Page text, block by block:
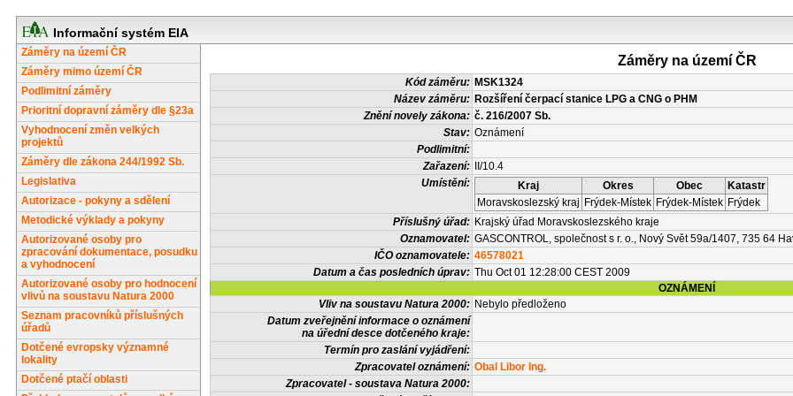
Informační systém EIA
Záměry na území ČR
Záměry mimo území ČR
Podlimitní záměry
Prioritní dopravní záměry dle §23a
Vyhodnocení změn velkých
projektů
Záměry dle zákona 244/1992 Sb.
Legislativa
Autorizace - pokyny a sdělení
Metodické výklady a pokyny
Autorizované osoby pro
zpracování dokumentace, posudku
a vyhodnocení
Autorizované osoby pro hodnocení
vlivů na soustavu Natura 2000
Seznam pracovníků příslušných
úřadů
Dotčené evropsky významné
lokality
Dotčené ptačí oblasti
Záměry na území ČR
Kód záměru: MSK1324
Název záměru: Rozšíření čerpací stanice LPG a CNG o PHM
Znění novely zákona: č. 216/2007 Sb.
Stav: Oznámení
Podlimitní:
Zařazení:
II/10.4
Umístění:
Kraj Okres Obec
Katastr
Moravskoslezský kraj Frýdek-Místek Frýdek-Místek Frýdek
Příslušný úřad: Krajský úřad Moravskoslezského kraje
Oznamovatel: GASCONTROL, společnost s r. o., Nový Svět 59a/1407, 735 64
IČO oznamovatele: 46578021
Datum a čas posledních úprav: Thu Oct 01 12:28:00 CEST 2009
OZNÁMENÍ
Vliv na soustavu Natura 2000: Nebylo předloženo
Datum zveřejnění informace o oznámení
na úřední desce dotčeného kraje:
Termín pro zaslání vyjádření:
Zpracovatel oznámení: Obal Libor Ing.
Zpracovatel - soustava Natura 2000: